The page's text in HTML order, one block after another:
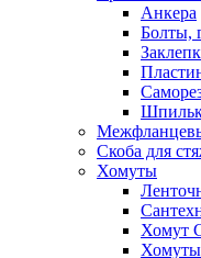
Анкера
Болты,
Скоба для
Хомуты
Хомут
Хомуты